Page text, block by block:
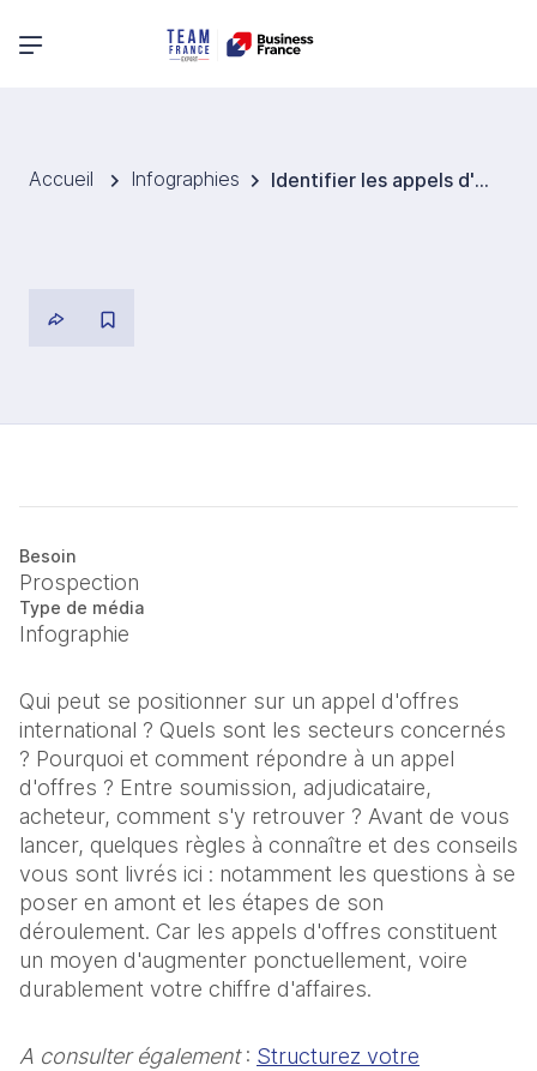
Menu principal
Accueil Infographies Identifier les appels d'offres internationaux
Besoin
Prospection
Type de média
Infographie
Qui peut se positionner sur un appel d'offres
international ? Quels sont les secteurs concernés
? Pourquoi et comment répondre à un appel
d'offres ? Entre soumission, adjudicataire,
acheteur, comment s'y retrouver ? Avant de vous
lancer, quelques règles à connaître et des conseils
vous sont livrés ici : notamment les questions à se
poser en amont et les étapes de son
déroulement. Car les appels d'offres constituent
un moyen d'augmenter ponctuellement, voire
durablement votre chiffre d'affaires.
A consulter également: Structurez votre